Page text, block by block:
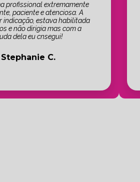
profissional extremamente
paciente e atenciosa. A
indicação, estava habilitada
e não dirigia mas com a
dela eu cnsegui!
Stephanie C.